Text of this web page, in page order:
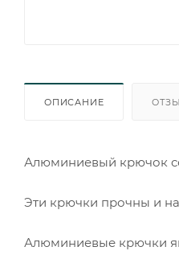
ОПИСАНИЕ
Алюминиевый крючок
Эти крючки прочны и
Алюминиевые крючки